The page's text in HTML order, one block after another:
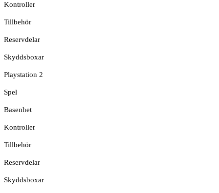
Kontroller
Tillbehör
Reservdelar
Skyddsboxar
Playstation 2
Spel
Basenhet
Kontroller
Tillbehör
Reservdelar
Skyddsboxar